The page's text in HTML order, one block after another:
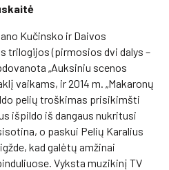
Kučinsko ir Daivos
trilogijos (pirmosios dvi dalys –
„Auksiniu scenos
vaikams, ir 2014 m. „Makaronų
pelių troškimas prisikimšti
išpildo iš dangaus nukritusi
o paskui Pelių Karalius
kad galėtų amžinai
Vyksta muzikinį TV